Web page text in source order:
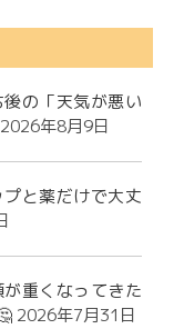
の「天気が悪い
2026年8月9日
と薬だけで大丈
重くなってきた
2026年7月31日